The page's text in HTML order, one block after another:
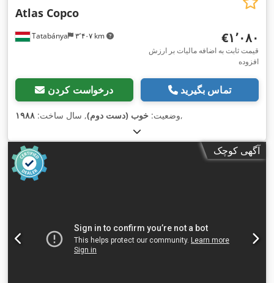
Tatabánya ۳٬۴۰۷ km
Atlas Copco
‎€۱٬۰۸۰
قیمت ثابت به اضافه مالیات بر ارزش
افزوده
درخواست کردن تماس بگیرید
وضعیت: خوب (دست دوم), سال ساخت: ۱۹۸۸ ,
آگهی کوچک